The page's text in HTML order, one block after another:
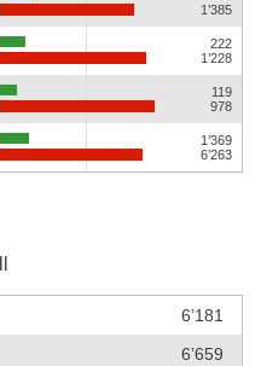
1’385
222
1’228
119
978
1’369
6’263
6’181
6’659